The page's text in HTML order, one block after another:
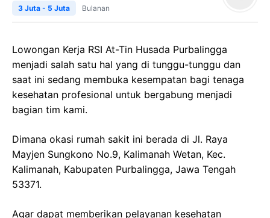
3 Juta - 5 Juta Bulanan
Lowongan Kerja RSI At-Tin Husada Purbalingga
menjadi salah satu hal yang di tunggu-tunggu dan
saat ini sedang membuka kesempatan bagi tenaga
kesehatan profesional untuk bergabung menjadi
bagian tim kami.
Dimana okasi rumah sakit ini berada di Jl. Raya
Mayjen Sungkono No.9, Kalimanah Wetan, Kec.
Kalimanah, Kabupaten Purbalingga, Jawa Tengah
53371.
Agar dapat memberikan pelayanan kesehatan